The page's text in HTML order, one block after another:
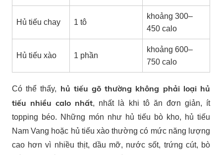
Hủ tiếu chay 1 tô
khoảng 300–
450 calo
Hủ tiếu xào 1 phần
khoảng 600–
750 calo
Có thể thấy, hủ tiếu gõ thường không phải loại hủ
tiếu nhiều calo nhất, nhất là khi tô ăn đơn giản, ít
topping béo. Những món như hủ tiếu bò kho, hủ tiếu
Nam Vang hoặc hủ tiếu xào thường có mức năng lượng
cao hơn vì nhiều thịt, dầu mỡ, nước sốt, trứng cút, bò